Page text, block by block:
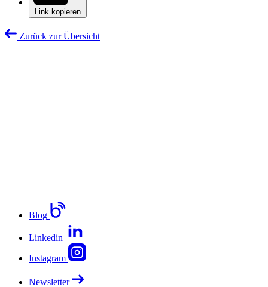
Link kopieren
Zurück zur Übersicht
Blog
Linkedin
Instagram
Newsletter